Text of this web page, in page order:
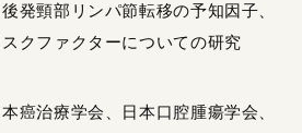
発頸部リンパ節転移の予知因子、
クファクターについての研究
癌治療学会、日本口腔腫瘍学会、